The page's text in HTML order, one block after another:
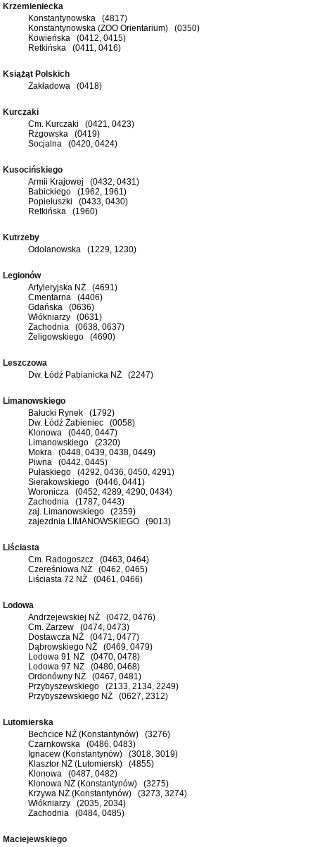
Krzemieniecka
Konstantynowska (4817)
Konstantynowska (ZOO Orientarium) (0350)
Kowieńska (0412, 0415)
Retkińska (0411, 0416)
Książąt Polskich
Zakładowa (0418)
Kurczaki
Cm. Kurczaki (0421, 0423)
Rzgowska (0419)
Socjalna (0420, 0424)
Kusocińskiego
Armii Krajowej (0432, 0431)
Babickiego (1962, 1961)
Popiełuszki (0433, 0430)
Retkińska (1960)
Kutrzeby
Odolanowska (1229, 1230)
Legionów
Artyleryjska NŻ (4691)
Cmentarna (4406)
Gdańska (0636)
Włókniarzy (0631)
Zachodnia (0638, 0637)
Żeligowskiego (4690)
Leszczowa
Dw. Łódź Pabianicka NŻ (2247)
Limanowskiego
Bałucki Rynek (1792)
Dw. Łódź Żabieniec (0058)
Klonowa (0440, 0447)
Limanowskiego (2320)
Mokra (0448, 0439, 0438, 0449)
Piwna (0442, 0445)
Pułaskiego (4292, 0436, 0450, 4291)
Sierakowskiego (0446, 0441)
Woronicza (0452, 4289, 4290, 0434)
Zachodnia (1787, 0443)
zaj. Limanowskiego (2359)
zajezdnia LIMANOWSKIEGO (9013)
Liściasta
Cm. Radogoszcz (0463, 0464)
Czereśniowa NŻ (0462, 0465)
Liściasta 72 NŻ (0461, 0466)
Lodowa
Andrzejewskiej NŻ (0472, 0476)
Cm. Zarzew (0474, 0473)
Dostawcza NŻ (0471, 0477)
Dąbrowskiego NŻ (0469, 0479)
Lodowa 91 NŻ (0470, 0478)
Lodowa 97 NŻ (0480, 0468)
Ordonówny NŻ (0467, 0481)
Przybyszewskiego (2133, 2134, 2249)
Przybyszewskiego NŻ (0627, 2312)
Lutomierska
Bechcice NŻ (Konstantynów) (3276)
Czarnkowska (0486, 0483)
Ignacew (Konstantynów) (3018, 3019)
Klasztor NŻ (Lutomiersk) (4855)
Klonowa (0487, 0482)
Klonowa NŻ (Konstantynów) (3275)
Krzywa NŻ (Konstantynów) (3273, 3274)
Włókniarzy (2035, 2034)
Zachodnia (0484, 0485)
Maciejewskiego